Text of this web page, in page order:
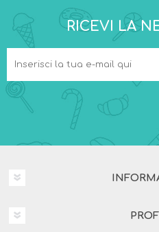
RICEVI LA